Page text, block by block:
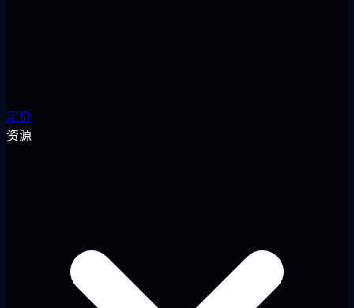
定价
资源